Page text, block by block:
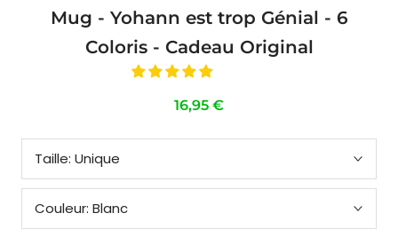
Mug - Yohann est trop Génial - 6
Coloris - Cadeau Original
16,95 €
Taille: Unique
Couleur: Blanc